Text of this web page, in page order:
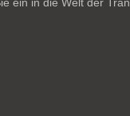
ein in die Welt der